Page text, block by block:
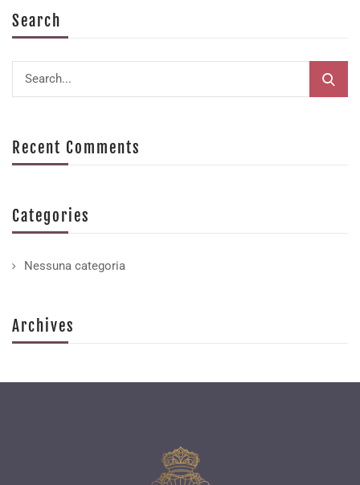
Search
Recent Comments
Categories
Nessuna categoria
Archives